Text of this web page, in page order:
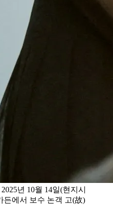
년 10월 14일(현지시
든에서 보수 논객 고(故)